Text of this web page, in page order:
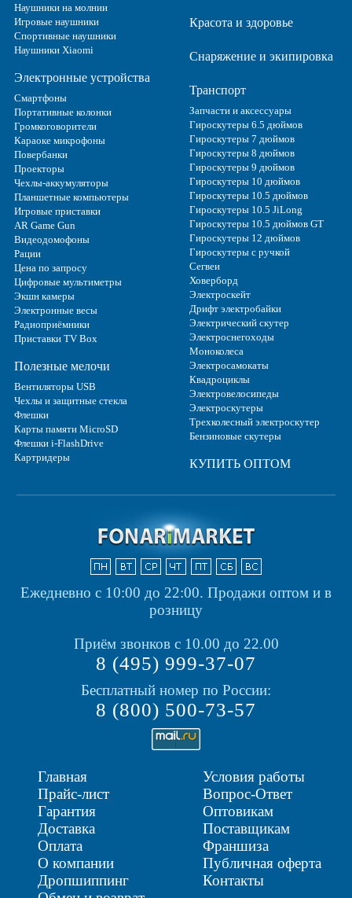
Наушники на молнии
Игровые наушники
Спортивные наушники
Наушники Xiaomi
Электронные устройства
Смартфоны
Портативные колонки
Громкоговорители
Караоке микрофоны
Повербанки
Проекторы
Чехлы-аккумуляторы
Планшетные компьютеры
Игровые приставки
AR Game Gun
Видеодомофоны
Рации
Цена по запросу
Цифровые мультиметры
Экшн камеры
Электронные весы
Радиоприёмники
Приставки TV Box
Полезные мелочи
Вентиляторы USB
Чехлы и защитные стекла
Флешки
Карты памяти MicroSD
Флешки i-FlashDrive
Картридеры
Красота и здоровье
Снаряжение и экипировка
Транспорт
Запчасти и аксессуары
Гироскутеры 6.5 дюймов
Гироскутеры 7 дюймов
Гироскутеры 8 дюймов
Гироскутеры 9 дюймов
Гироскутеры 10 дюймов
Гироскутеры 10.5 дюймов
Гироскутеры 10.5 JiLong
Гироскутеры 10.5 дюймов GT
Гироскутеры 12 дюймов
Гироскутеры с ручкой
Сегвеи
Ховерборд
Электроскейт
Дрифт электробайки
Электрический скутер
Электроснегоходы
Моноколеса
Электросамокаты
Квадроциклы
Электровелосипеды
Электроскутеры
Трехколесный электроскутер
Бензиновые скутеры
КУПИТЬ ОПТОМ
Ежедневно с 10:00 до 22:00. Продажи оптом и в
розницу
Приём звонков с 10.00 до 22.00
8 (495) 999-37-07
Бесплатный номер по России:
8 (800) 500-73-57
Главная
Прайс-лист
Гарантия
Доставка
Оплата
О компании
Дропшиппинг
Условия работы
Вопрос-Ответ
Оптовикам
Поставщикам
Франшиза
Публичная оферта
Контакты